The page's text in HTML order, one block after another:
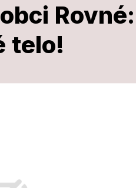
telo!
pri